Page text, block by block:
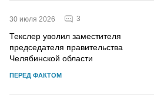
30 июля 2026 3
Текслер уволил заместителя
председателя правительства
Челябинской области
ПЕРЕД ФАКТОМ